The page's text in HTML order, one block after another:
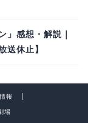
」感想・解説｜
送休止】
報
場